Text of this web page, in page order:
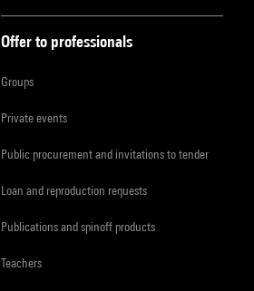
Offer to professionals
Groups
Private events
Public procurement and invitations to tender
Loan and reproduction requests
Publications and spinoff products
Teachers